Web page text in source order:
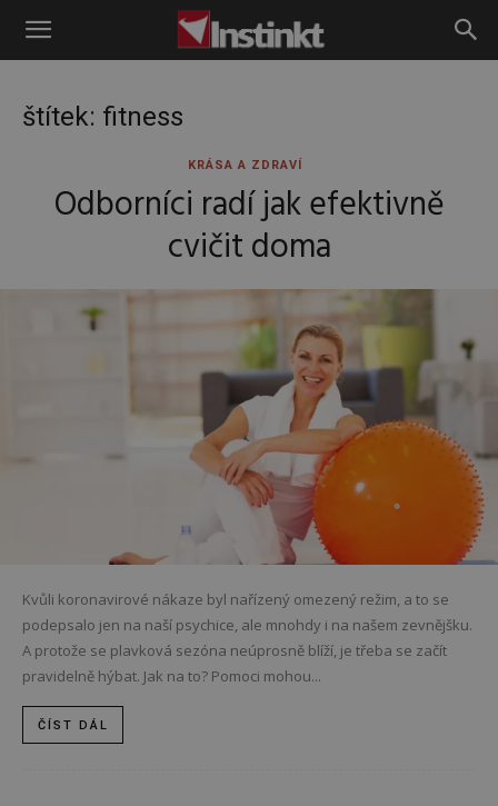
Instinkt
štítek: fitness
KRÁSA A ZDRAVÍ
Odborníci radí jak efektivně
cvičit doma
Kvůli koronavirové nákaze byl nařízený omezený režim, a to se
podepsalo jen na naší psychice, ale mnohdy i na našem zevnějšku.
A protože se plavková sezóna neúprosně blíží, je třeba se začít
pravidelně hýbat. Jak na to? Pomoci mohou...
ČÍST DÁL